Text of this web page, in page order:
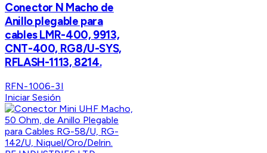
Conector N Macho de
Anillo plegable para
cables LMR-400, 9913,
CNT-400, RG8/U-SYS,
RFLASH-1113, 8214.
RFN-1006-3I
Iniciar Sesión